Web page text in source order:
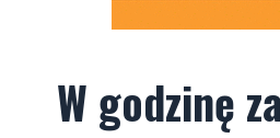
W godzinę